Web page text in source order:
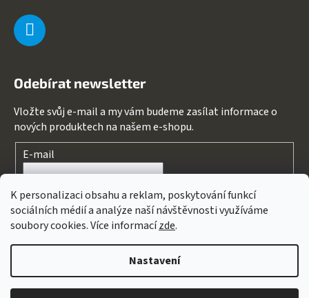
K personalizaci obsahu a reklam, poskytování funkcí
sociálních médií a analýze naší návštěvnosti využíváme
soubory cookies. Více informacízde.
Nastavení
Odebírat newsletter
Vložte svůj e-mail a my vám budeme zasílat informace o
nových produktech na našem e-shopu.
E-mail
Souhlasím spodmínkami ochrany osobních údajů
PŘIHLÁSIT SE
Vytvořil Shoptet&PekneWeby